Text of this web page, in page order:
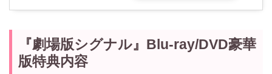
『劇場版シグナル』Blu-ray/DVD豪華
版特典内容